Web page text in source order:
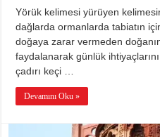
Yörük kelimesi yürüyen
dağlarda ormanlarda tabiatın
doğaya zarar vermeden
faydalanarak günlük
çadırı keçi …
Devamını Oku »